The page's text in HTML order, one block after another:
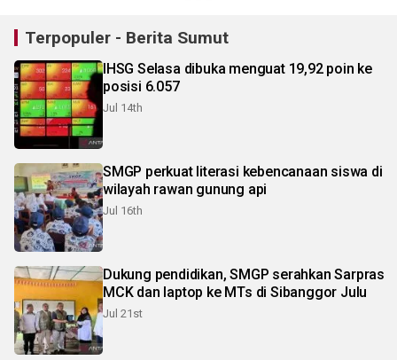
Terpopuler - Berita Sumut
IHSG Selasa dibuka menguat 19,92 poin ke
posisi 6.057
Jul 14th
SMGP perkuat literasi kebencanaan siswa di
wilayah rawan gunung api
Jul 16th
Dukung pendidikan, SMGP serahkan Sarpras
MCK dan laptop ke MTs di Sibanggor Julu
Jul 21st